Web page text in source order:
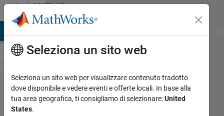
Vai al contenutoMATLAB
Answers
How to solve
the "unknown
Seleziona un sito web
Seleziona un sito web per visualizzare contenuto tradotto
dove disponibile e vedere eventi e offerte locali. In base alla
tua area geografica, ti consigliamo di selezionare:United
States.